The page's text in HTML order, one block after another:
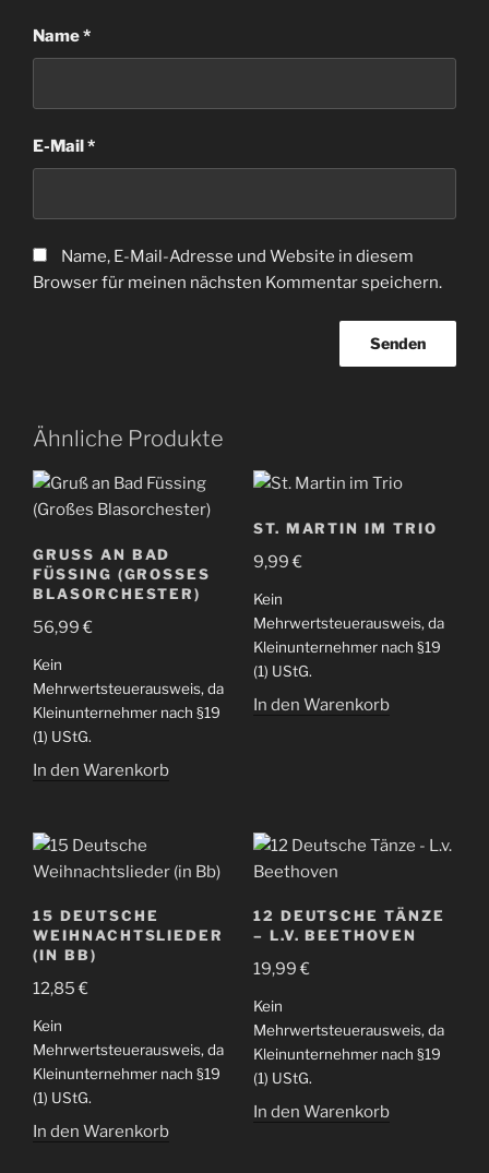
Name*
E-Mail *
Name, E-Mail-Adresse und Website in diesem
Browser für meinen nächsten Kommentar speichern.
Ähnliche Produkte
GRUSS AN BAD F
ÜSSING (GROSSES BL
ASORCHESTER)
56,99€
Kein
Mehrwertsteuerausweis, da
Kleinunternehmer nach §19
(1) UStG.
In den Warenkorb
ST. MARTIN IM TRIO
9,99€
Kein
Mehrwertsteuerausweis, da
Kleinunternehmer nach §19
(1) UStG.
In den Warenkorb
15 DEUTSCHE
WEIHNACHTSLIEDER
(IN BB)
12,85€
Kein
Mehrwertsteuerausweis, da
Kleinunternehmer nach §19
(1) UStG.
In den Warenkorb
12 DEUTSCHE TÄNZE
– L.V. BEETHOVEN
19,99€
Kein
Mehrwertsteuerausweis, da
Kleinunternehmer nach §19
(1) UStG.
In den Warenkorb